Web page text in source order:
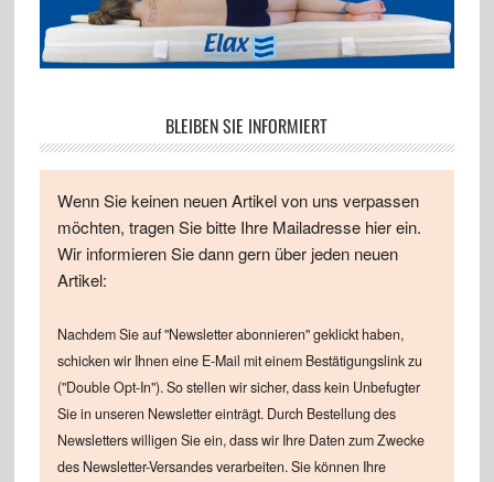
BLEIBEN SIE INFORMIERT
Wenn Sie keinen neuen Artikel von uns verpassen
möchten, tragen Sie bitte Ihre Mailadresse hier ein.
Wir informieren Sie dann gern über jeden neuen
Artikel:
Nachdem Sie auf "Newsletter abonnieren" geklickt haben,
schicken wir Ihnen eine E-Mail mit einem Bestätigungslink zu
("Double Opt-In"). So stellen wir sicher, dass kein Unbefugter
Sie in unseren Newsletter einträgt. Durch Bestellung des
Newsletters willigen Sie ein, dass wir Ihre Daten zum Zwecke
des Newsletter-Versandes verarbeiten. Sie können Ihre